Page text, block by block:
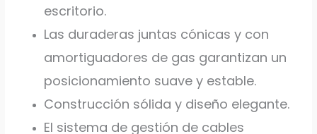
escritorio.
Las duraderas juntas cónicas y con
amortiguadores de gas garantizan un
posicionamiento suave y estable.
Construcción sólida y diseño elegante.
El sistema de gestión de cables